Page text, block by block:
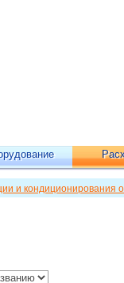
и кондиционирования